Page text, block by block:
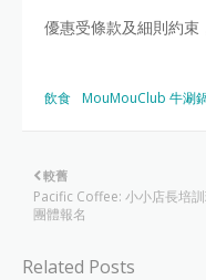
優惠受條款及細則約束
飲食 MouMouClub 牛涮
較舊
Pacific Coffee: 小小店長培
團體報名
Related Posts